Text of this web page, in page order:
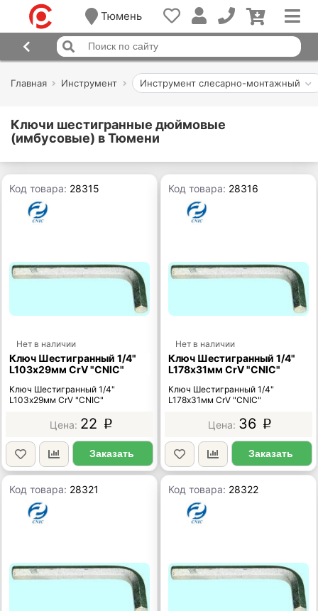
Тюмень
Главная Инструмент Инструмент слесарно-монтажный
Ключи шестигранные дюймовые
(имбусовые) в Тюмени
Код товара: 28315
Нет в наличии
Ключ Шестигранный 1/4"
L103х29мм CrV "CNIC"
Ключ Шестигранный 1/4"
L103х29мм CrV "CNIC"
22 p
Заказать
Код товара: 28316
Нет в наличии
Ключ Шестигранный 1/4"
L178х31мм CrV "CNIC"
Ключ Шестигранный 1/4"
L178х31мм CrV "CNIC"
36 p
Заказать
Код товара: 28321 Код товара: 28322